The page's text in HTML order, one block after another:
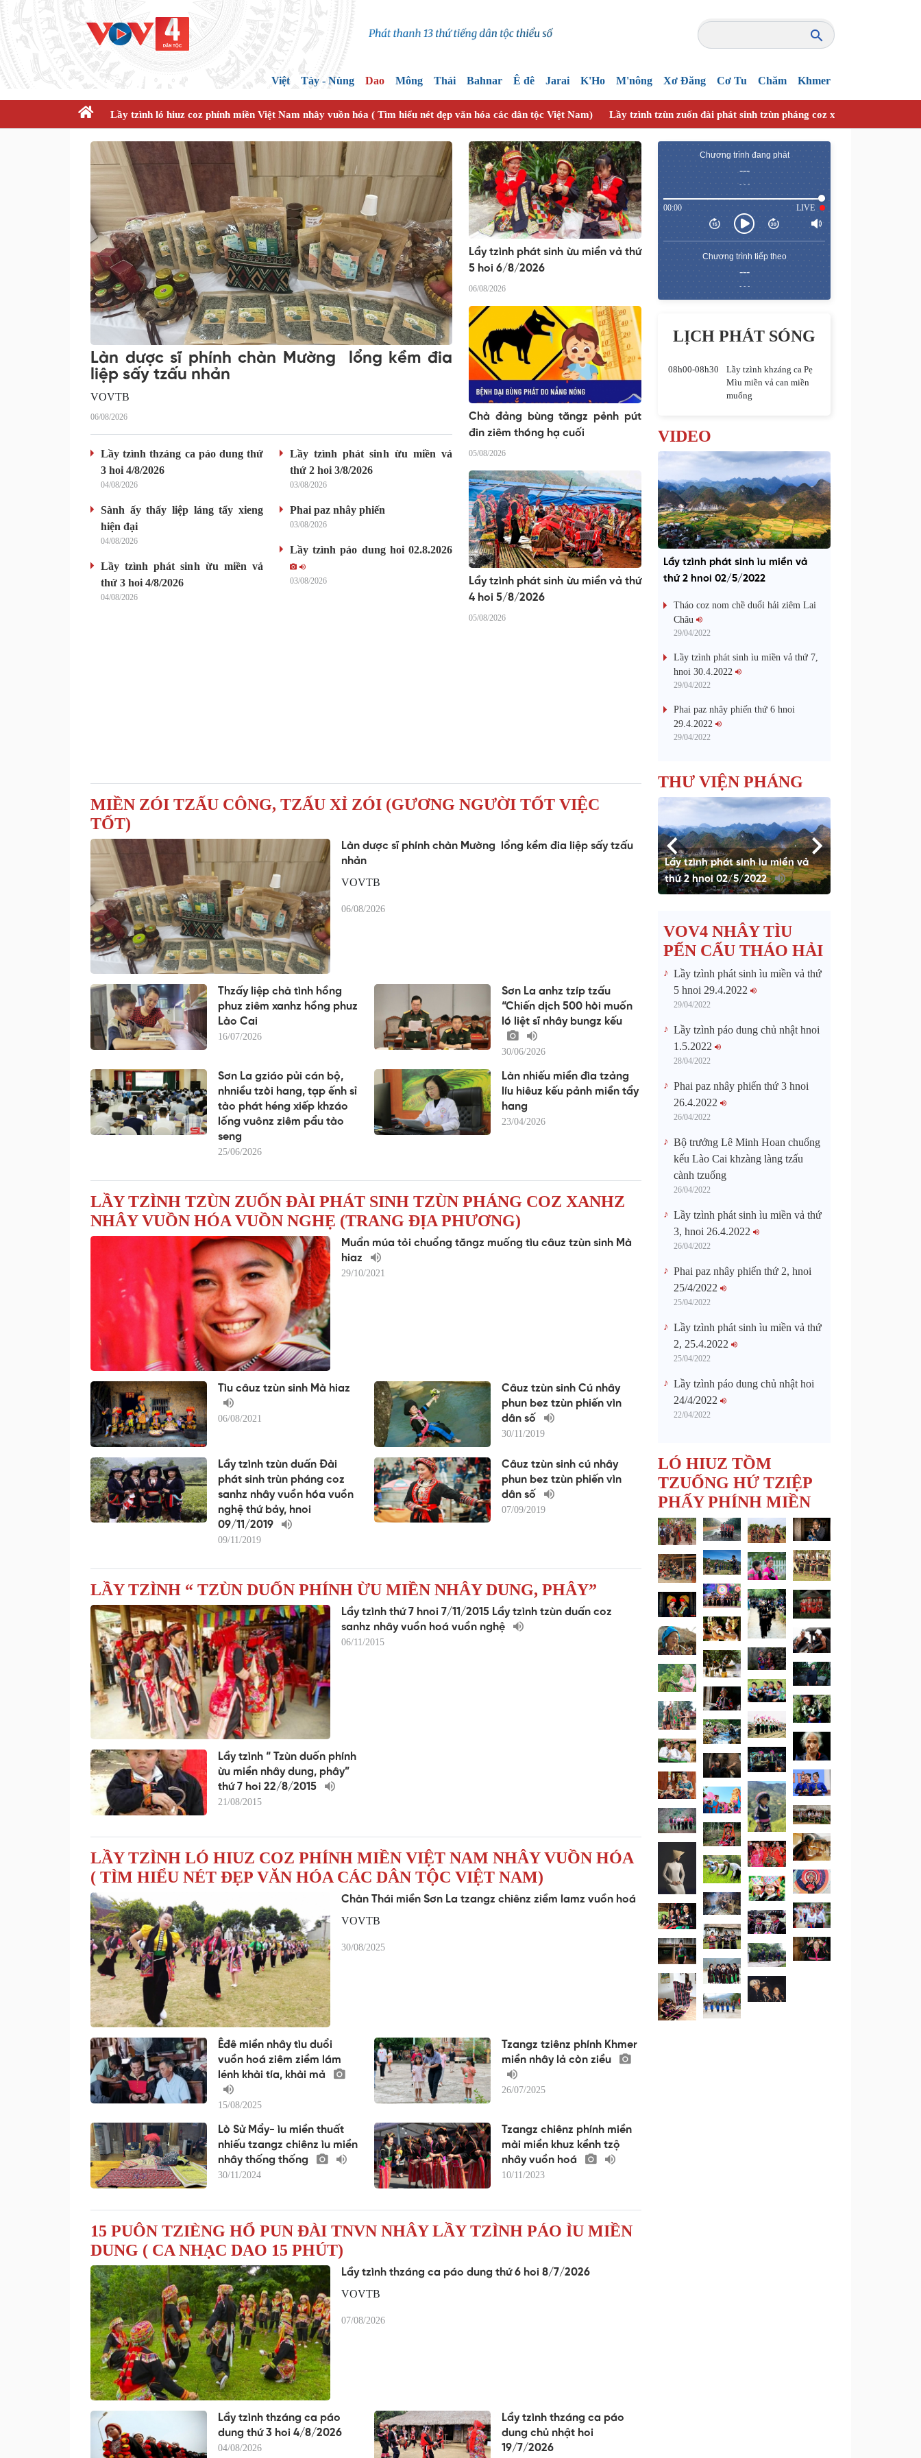
Việt Tày - Nùng Dao Mông Thái Bahnar Ê đê Jarai K'Ho M'nông Xơ Đăng Cơ Tu Chăm Khmer
Lầy tzình ló hiuz coz phính miền Việt Nam nhây vuồn hóa ( Tìm hiểu nét đẹp văn hóa các dân tộc Việt Nam) Lầy tzình tzùn zuốn đài phát sinh tzùn pháng coz xanhz nhây vuồn
Làn dược sĩ phính chàn Mường lổng kềm đia
liệp sấy tzấu nhản
VOVTB
06/08/2026
Lầy tzình thzáng ca páo dung thứ
3 hoi 4/8/2026
04/08/2026
Sành ấy thấy liệp láng tẩy xieng
hiện đại
04/08/2026
Lầy tzình phát sinh ừu miền vả
thứ 3 hoi 4/8/2026
04/08/2026
Lầy tzình phát sinh ừu miền vả
thứ 2 hoi 3/8/2026
03/08/2026
Phai paz nhây phiến
03/08/2026
Lầy tzình páo dung hoi 02.8.2026
03/08/2026
Lầy tzình phát sinh ừu miền vả thứ
5 hoi 6/8/2026
06/08/2026
Chà đảng bùng tăngz pẻnh pút
đin ziêm thóng hạ cuối
05/08/2026
Lầy tzình phát sinh ừu miền vả thứ
4 hoi 5/8/2026
05/08/2026
Chương trình đang phát
---
- - -
00:00 LIVE
Chương trình tiếp theo
---
- - -
LỊCH PHÁT SÓNG
08h00-08h30
Lầy tzình khzáng ca Pẹ
Mìu miền vả can miền
muống
VIDEO
Lầy tzình phát sinh ìu miền vả
thứ 2 hnoi 02/5/2022
Tháo coz nom chề duổi hải ziêm Lai
Châu
29/04/2022
Lầy tzình phát sinh ìu miền vả thứ 7,
hnoi 30.4.2022
29/04/2022
Phai paz nhây phiến thứ 6 hnoi
29.4.2022
29/04/2022
MIỀN ZÓI TZẤU CÔNG, TZẤU XỈ ZÓI (GƯƠNG NGƯỜI TỐT VIỆC
TỐT)
Làn dược sĩ phính chàn Mường lổng kềm đia liệp sấy tzấu
nhản
VOVTB
06/08/2026
Thzấy liệp chà tình hồng
phuz ziêm xanhz hồng phuz
Lào Cai
16/07/2026
Sơn La anhz tzíp tzấu
“Chiến dịch 500 hòi muốn
ló liệt sĩ nhây bungz kếu
30/06/2026
Sơn La gziáo pủi cán bộ,
nhniều tzòi hang, tạp ếnh sỉ
tào phát héng xiếp khzáo
lống vuônz ziêm pẩu tào
seng
25/06/2026
Làn nhiếu miền đìa tzảng
líu hiêuz kếu pảnh miền tẩy
hang
23/04/2026
LẦY TZÌNH TZÙN ZUỐN ĐÀI PHÁT SINH TZÙN PHÁNG COZ XANHZ
NHÂY VUỒN HÓA VUỒN NGHẸ (TRANG ĐỊA PHƯƠNG)
Muẩn múa tỏi chuổng tăngz muống tìu câuz tzùn sinh Mà
hiaz
29/10/2021
Tìu câuz tzùn sinh Mà hiaz
06/08/2021
Câuz tzùn sinh Cú nhây
phun bez tzùn phiến vìn
dân số
30/11/2019
Lầy tzình tzùn duấn Đài
phát sinh trùn pháng coz
sanhz nhây vuồn hóa vuồn
nghệ thứ bảy, hnoi
09/11/2019
09/11/2019
Câuz tzùn sinh cú nhây
phun bez tzùn phiến vìn
dân số
07/09/2019
LẦY TZÌNH “ TZÙN DUỐN PHÍNH ỪU MIỀN NHÂY DUNG, PHÂY”
Lầy tzình thứ 7 hnoi 7/11/2015 Lầy tzình tzùn duấn coz
sanhz nhây vuồn hoá vuồn nghệ
06/11/2015
Lầy tzình “ Tzùn duốn phính
ừu miền nhây dung, phây”
thứ 7 hoi 22/8/2015
21/08/2015
LẦY TZÌNH LÓ HIUZ COZ PHÍNH MIỀN VIỆT NAM NHÂY VUỒN HÓA
( TÌM HIỂU NÉT ĐẸP VĂN HÓA CÁC DÂN TỘC VIỆT NAM)
Chàn Thái miền Sơn La tzangz chiênz ziềm lamz vuồn hoá
VOVTB
30/08/2025
Êđê miền nhây tìu duổi
vuồn hoá ziêm ziềm lám
lénh khài tía, khài mả
15/08/2025
Tzangz tziênz phính Khmer
miền nhây lả còn ziều
26/07/2025
Lò Sử Mẩy- ìu miền thuất
nhiếu tzangz chiênz ìu miền
nhây thống thống
30/11/2024
Tzangz chiênz phính miền
mài miền khuz kềnh tzộ
nhây vuồn hoá
10/11/2023
15 PUÔN TZIÈNG HỔ PUN ĐÀI TNVN NHÂY LẦY TZÌNH PÁO ÌU MIỀN
DUNG ( CA NHẠC DAO 15 PHÚT)
Lầy tzình thzáng ca páo dung thứ 6 hoi 8/7/2026
VOVTB
07/08/2026
Lầy tzình thzáng ca páo
dung thứ 3 hoi 4/8/2026
04/08/2026
Lầy tzình thzáng ca páo
dung chủ nhật hoi
19/7/2026
THƯ VIỆN PHÁNG
Lầy tzình phát sinh ìu miền vả
thứ 2 hnoi 02/5/2022
VOV4 NHÂY TÌU
PẾN CẤU THÁO HẢI
Lầy tzình phát sinh ìu miền vả thứ
5 hnoi 29.4.2022
29/04/2022
Lầy tzình páo dung chủ nhật hnoi
1.5.2022
28/04/2022
Phai paz nhây phiến thứ 3 hnoi
26.4.2022
26/04/2022
Bộ trưởng Lê Minh Hoan chuổng
kếu Lào Cai khzàng làng tzấu
cành tzuống​
26/04/2022
Lầy tzình phát sinh ìu miền vả thứ
3, hnoi 26.4.2022
26/04/2022
Phai paz nhây phiến thứ 2, hnoi
25/4/2022
25/04/2022
Lầy tzình phát sinh ìu miền vả thứ
2, 25.4.2022
25/04/2022
Lầy tzình páo dung chủ nhật hoi
24/4/2022
22/04/2022
LÓ HIUZ TỒM
TZUỐNG HỨ TZIỆP
PHẤY PHÍNH MIỀN